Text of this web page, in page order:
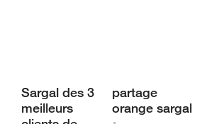
Sargal des 3
meilleurs
partage
orange sargal